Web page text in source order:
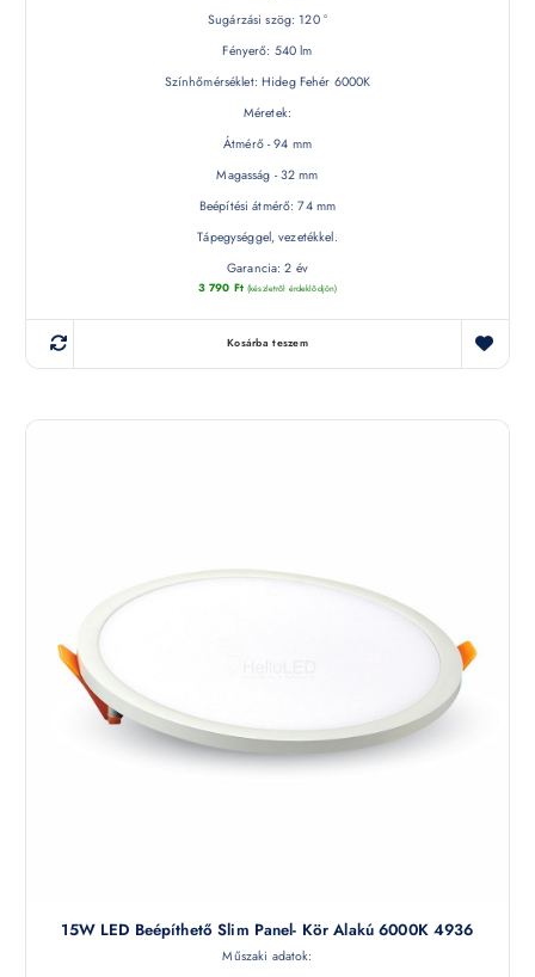
Sugárzási szög: 120 °
Fényerő: 540 lm
Színhőmérséklet: Hideg Fehér 6000K
Méretek:
Átmérő - 94 mm
Magasság - 32 mm
Beépítési átmérő: 74 mm
Tápegységgel, vezetékkel.
Garancia: 2 év
3 790 Ft (készletről érdeklődjön)
Kosárba teszem
15W LED Beépíthető Slim Panel- Kör Alakú 6000K 4936
Műszaki adatok: